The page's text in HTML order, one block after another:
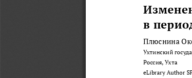
в
Плюснина
Ухтинский
Россия, Ухта
eLibrary Author